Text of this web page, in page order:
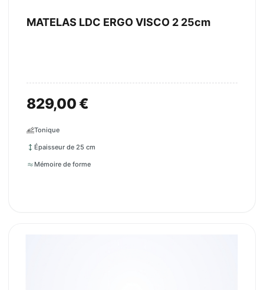
MATELAS LDC ERGO VISCO 2 25cm
Tonique
Épaisseur de 25 cm
Mémoire de forme
829,00 €